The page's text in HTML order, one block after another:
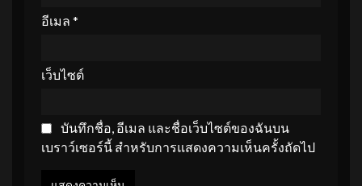
อีเมล *
เว็บไซต์
บันทึกชื่อ, อีเมล และชื่อเว็บไซต์ของฉันบน
เบราว์เซอร์นี้ สำหรับการแสดงความเห็นครั้งถัดไป